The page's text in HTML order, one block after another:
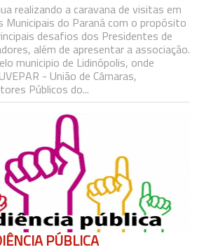
realizando a caravana de visitas em
Municipais do Paraná com o propósito
desafios dos Presidentes de
além de apresentar a associação.
municipio de Lidinópolis, onde
- União de Câmaras,
Públicos do...
PÚBLICA